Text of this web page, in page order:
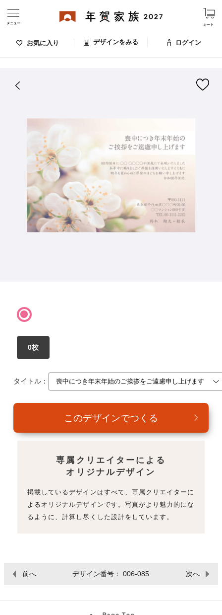
お気に入り デザインをみる
カート
ログイン
メニュー
デザインをみる
お支払い方法
出荷日・配送
ご利用ガイド
年賀家族について
お問い合わせ
0枚
タイトル：
専属クリエイターによる
オリジナルデザイン
掲載しているデザインはすべて、専属クリエイターに
よるオリジナルデザインです。写真がより魅力的にな
るように、計算し尽くした設計をしています。
前へ デザイン番号： 006-085 次へ